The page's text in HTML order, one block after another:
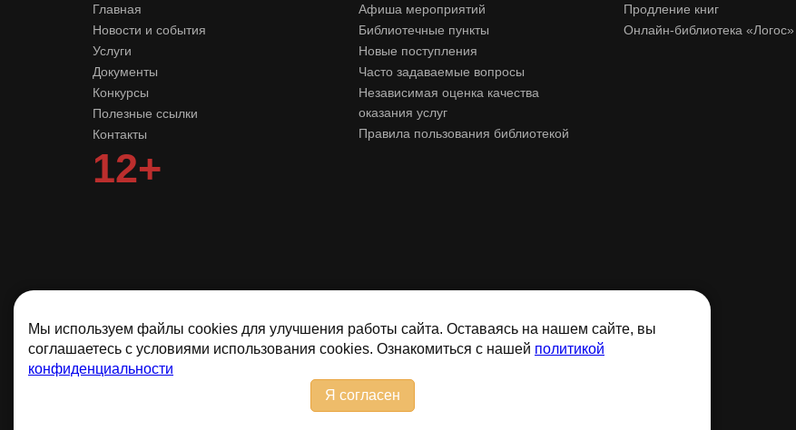
Мы используем файлы cookies для улучшения работы сайта. Оставаясь на нашем сайте, вы
соглашаетесь с условиями использования cookies. Ознакомиться с нашей политикой
конфиденциальности
Я согласен
Главная
Новости и события
Услуги
Документы
Конкурсы
Полезные ссылки
Контакты
12+
Афиша мероприятий
Библиотечные пункты
Новые поступления
Часто задаваемые вопросы
Независимая оценка качества
оказания услуг
Правила пользования библиотекой
Продление книг
Онлайн-библиотека «Логос»